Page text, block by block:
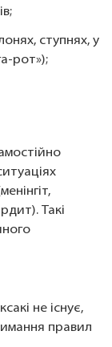
ступнях, у
рот»);
Такі
не існує,
правил